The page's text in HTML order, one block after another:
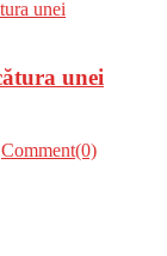
unei
Comment(0)